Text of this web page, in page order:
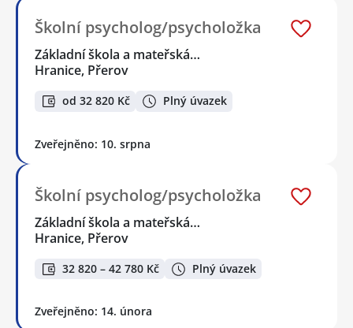
Školní psycholog/psycholožka
Základní škola a mateřská…
Hranice, Přerov
od 32 820 Kč Plný úvazek
Zveřejněno: 10. srpna
Školní psycholog/psycholožka
Základní škola a mateřská…
Hranice, Přerov
32 820 – 42 780 Kč Plný úvazek
Zveřejněno: 14. února